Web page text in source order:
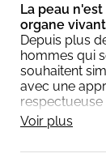
La peau
organe
Depuis plus
hommes qui
souhaitent
avec une
respectueuse
Mon approche
Voir plus